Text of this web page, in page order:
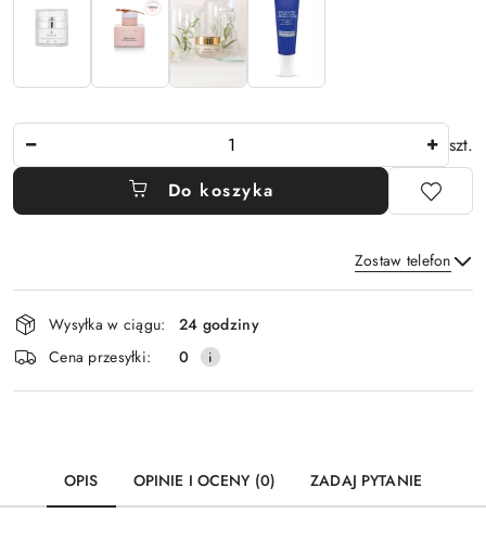
szt.
Do koszyka
Zostaw telefon
Wyślij
Dostępność
i
dostawa
Wysyłka w ciągu:
24 godziny
Cena przesyłki:
0
OPIS OPINIE I OCENY (0) ZADAJ PYTANIE